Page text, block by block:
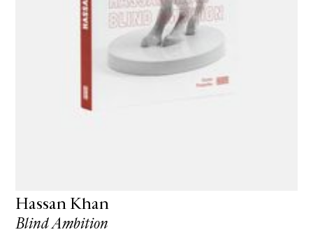
Hassan Khan
Blind Ambition